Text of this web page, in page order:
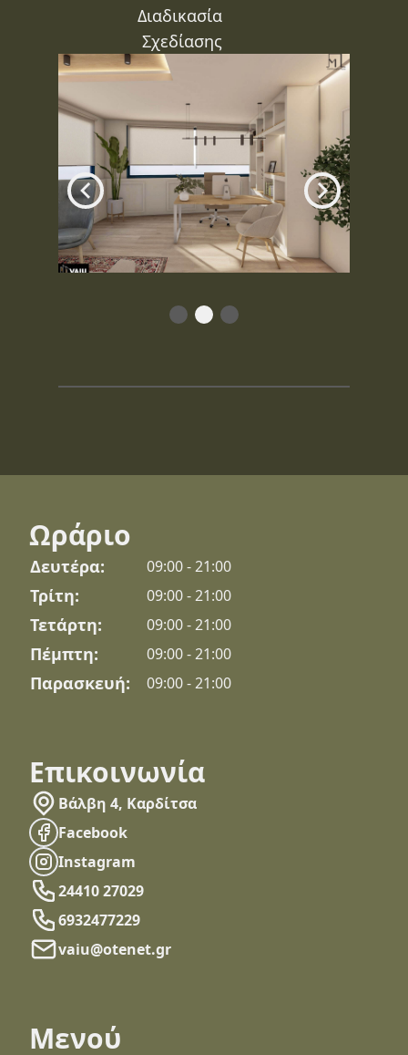
Διαδικασία
Σχεδίασης
of
Ωράριο
Δευτέρα: 09:00 - 21:00
Τρίτη: 09:00 - 21:00
Τετάρτη: 09:00 - 21:00
Πέμπτη: 09:00 - 21:00
Παρασκευή: 09:00 - 21:00
Επικοινωνία
Βάλβη 4, Καρδίτσα
Facebook
Instagram
24410 27029
6932477229
vaiu@otenet.gr
Μενού